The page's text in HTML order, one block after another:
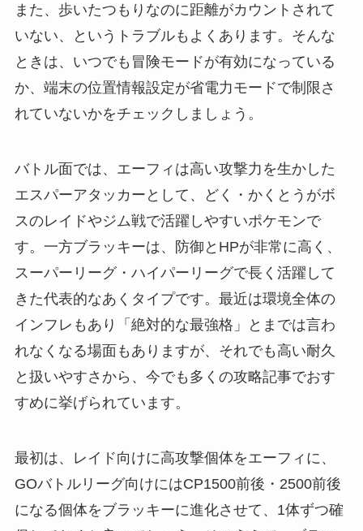
また、歩いたつもりなのに距離がカウントされて
いない、というトラブルもよくあります。そんな
ときは、いつでも冒険モードが有効になっている
か、端末の位置情報設定が省電力モードで制限さ
れていないかをチェックしましょう。
バトル面では、エーフィは高い攻撃力を生かした
エスパーアタッカーとして、どく・かくとうがボ
スのレイドやジム戦で活躍しやすいポケモンで
す。一方ブラッキーは、防御とHPが非常に高く、
スーパーリーグ・ハイパーリーグで長く活躍して
きた代表的なあくタイプです。最近は環境全体の
インフレもあり「絶対的な最強格」とまでは言わ
れなくなる場面もありますが、それでも高い耐久
と扱いやすさから、今でも多くの攻略記事でおす
すめに挙げられています。
最初は、レイド向けに高攻撃個体をエーフィに、
GOバトルリーグ向けにはCP1500前後・2500前後
になる個体をブラッキーに進化させて、1体ずつ確